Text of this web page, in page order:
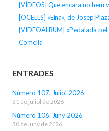
[VÍDEOS] Que encara no hem
[OCELLS] «Eina», de Josep
[VIDEOALBUM] «Pedalada
Comella
ENTRADES
Número 107. Juliol 2026
31 de juliol de 2026
Número 106. Juny 2026
30 de juny de 2026